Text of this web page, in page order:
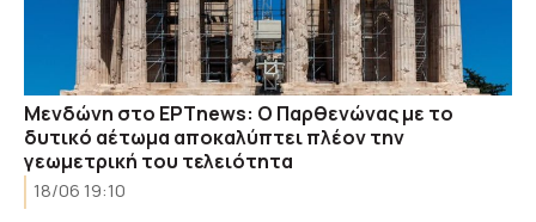
Μενδώνη στο ΕΡΤnews: Ο Παρθενώνας με το
δυτικό αέτωμα αποκαλύπτει πλέον την
γεωμετρική του τελειότητα
18/06 19:10